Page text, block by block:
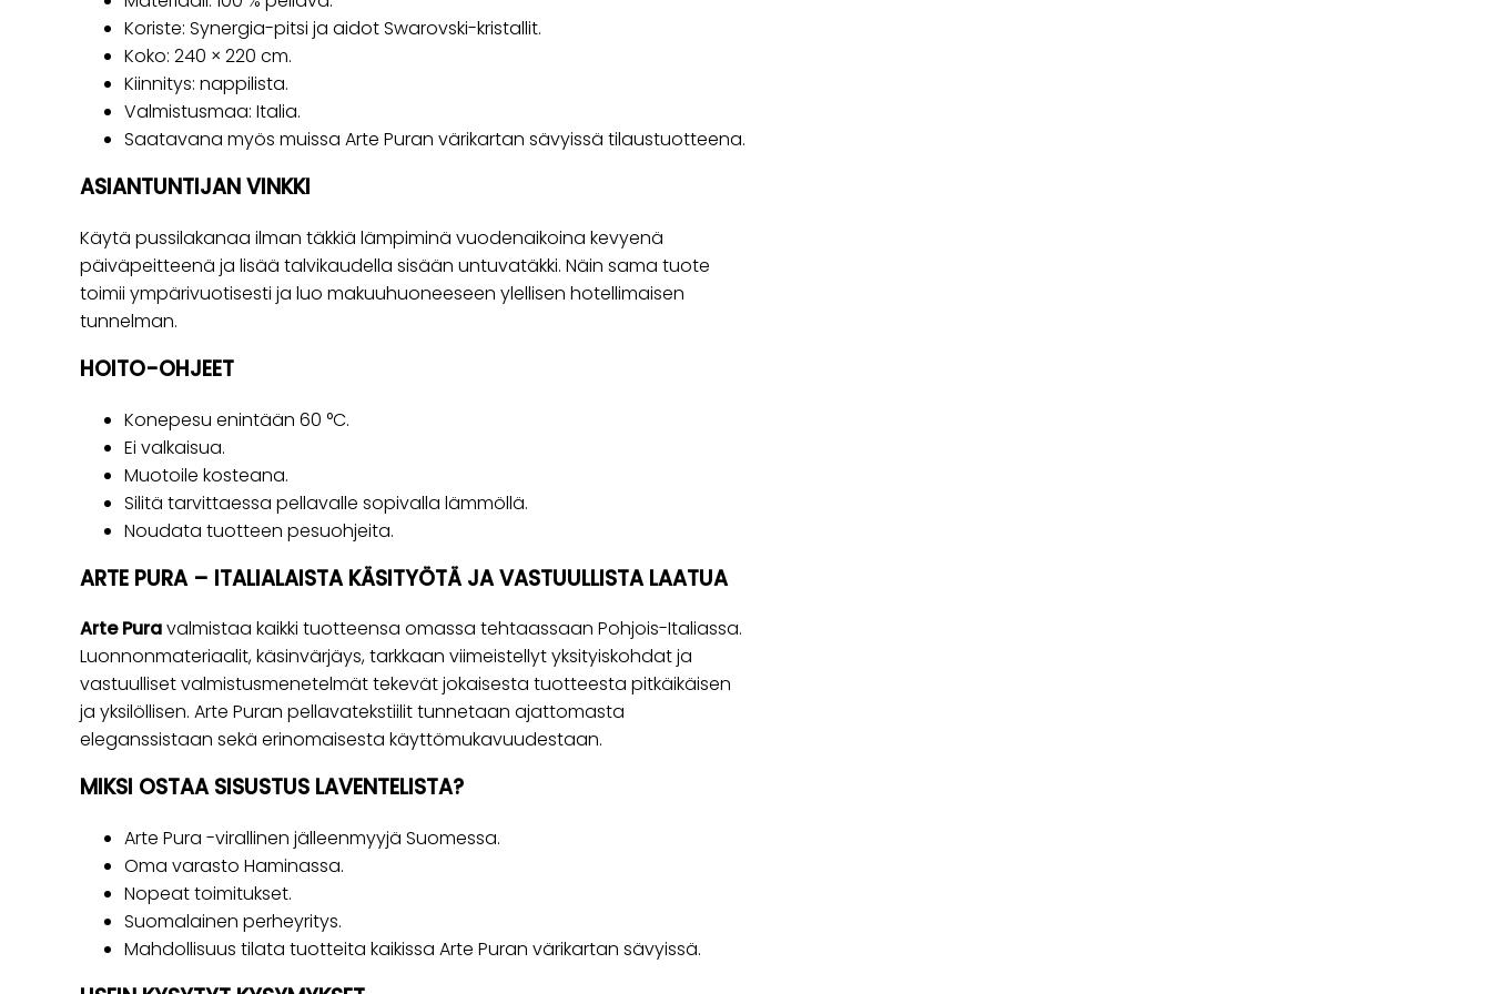
Koriste: Synergia-pitsi ja aidot Swarovski-kristallit.
Koko: 240 × 220 cm.
Kiinnitys: nappilista.
Valmistusmaa: Italia.
Saatavana myös muissa Arte Puran värikartan sävyissä tilaustuotteena.
ASIANTUNTIJAN VINKKI
Käytä pussilakanaa ilman täkkiä lämpiminä vuodenaikoina kevyenä
päiväpeitteenä ja lisää talvikaudella sisään untuvatäkki. Näin sama tuote
toimii ympärivuotisesti ja luo makuuhuoneeseen ylellisen hotellimaisen
tunnelman.
HOITO-OHJEET
Konepesu enintään 60 °C.
Ei valkaisua.
Muotoile kosteana.
Silitä tarvittaessa pellavalle sopivalla lämmöllä.
Noudata tuotteen pesuohjeita.
ARTE PURA – ITALIALAISTA KÄSITYÖTÄ JA VASTUULLISTA LAATUA
Arte Puravalmistaa kaikki tuotteensa omassa tehtaassaan Pohjois-Italiassa.
Luonnonmateriaalit, käsinvärjäys, tarkkaan viimeistellyt yksityiskohdat ja
vastuulliset valmistusmenetelmät tekevät jokaisesta tuotteesta pitkäikäisen
ja yksilöllisen. Arte Puran pellavatekstiilit tunnetaan ajattomasta
eleganssistaan sekä erinomaisesta käyttömukavuudestaan.
MIKSI OSTAA SISUSTUS LAVENTELISTA?
Arte Pura -virallinen jälleenmyyjä Suomessa.
Oma varasto Haminassa.
Nopeat toimitukset.
Suomalainen perheyritys.
Mahdollisuus tilata tuotteita kaikissa Arte Puran värikartan sävyissä.